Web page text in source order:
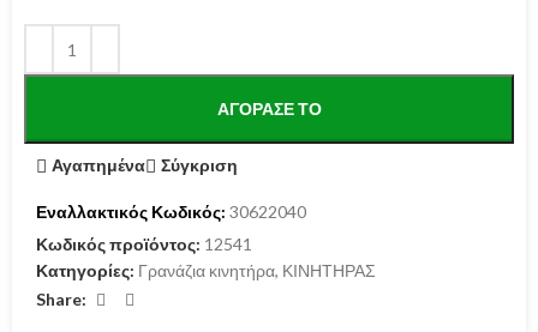
ΑΓΌΡΑΣΕ ΤΟ
Αγαπημένα Σύγκριση
Εναλλακτικός Κωδικός: 30622040
Κωδικός προϊόντος: 12541
Κατηγορίες: Γρανάζια κινητήρα, ΚΙΝΗΤΗΡΑΣ
Share: